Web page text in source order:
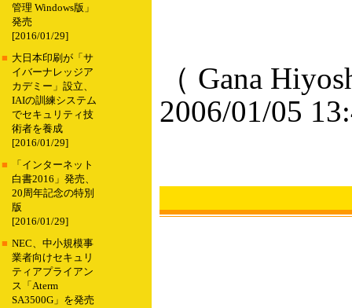
管理 Windows版」
発売
[2016/01/29]
■ 大日本印刷が「サ
イバーナレッジア
カデミー」設立、
IAIの訓練システム
でセキュリティ技
術者を養成
[2016/01/29]
■
「インターネット
白書2016」発売、
20周年記念の特別
版
[2016/01/29]
■ NEC、中小規模事
業者向けセキュリ
ティアプライアン
ス「Aterm
SA3500G」を発売
（ Gana
2006/01/05